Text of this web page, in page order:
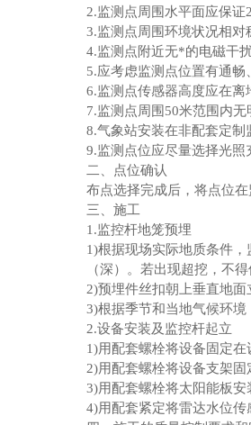
2.监测点周围水平面应保
3.监测点周围环境状况相
4.监测点附近无*的电磁干
5.应考虑监测点位置有通
6.监测点传感器高度应在离
7.监测点周围50米范围内
8.气象站安装在非配套定
9.监测点位应尽量选择光
二、点位确认
布点选择完成后，将点位
三、施工
1.监控杆地笼预埋
1)根据现场实际地质条件
（深）。若出现超挖，不
2)预埋件丝扣朝上垂直地
3)根据季节和当地气候环
2.设备安装及监控杆起立
1)用配套螺栓将设备固定
2)用配套螺栓将设备支架
3)用配套螺栓将太阳能板
4)用配套紧定将雷达水位